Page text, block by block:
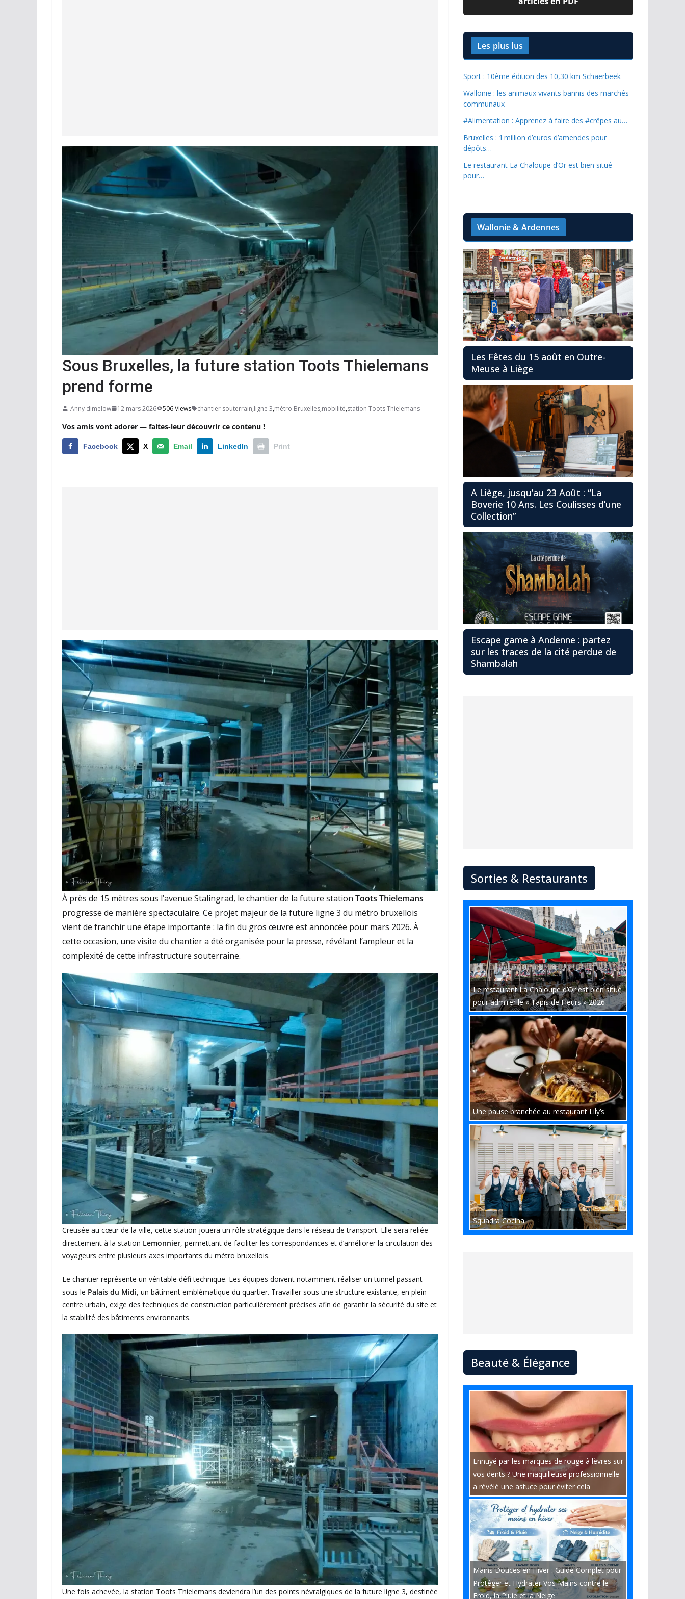
Sous Bruxelles, la future station Toots Thielemans
prend forme
-Anny dimelow 12 mars 2026 506 Views chantier souterrain,ligne 3,métro Bruxelles,mobilité,station Toots Thielemans
Vos amis vont adorer — faites-leur découvrir ce contenu !
Facebook X Email LinkedIn Print
À près de 15 mètres sous l’avenue Stalingrad, le chantier de la future station Toots Thielemans
progresse de manière spectaculaire. Ce projet majeur de la future ligne 3 du métro bruxellois
vient de franchir une étape importante : la fin du gros œuvre est annoncée pour mars 2026. À
cette occasion, une visite du chantier a été organisée pour la presse, révélant l’ampleur et la
complexité de cette infrastructure souterraine.
Creusée au cœur de la ville, cette station jouera un rôle stratégique dans le réseau de transport. Elle sera reliée
directement à la station Lemonnier, permettant de faciliter les correspondances et d’améliorer la circulation des
voyageurs entre plusieurs axes importants du métro bruxellois.
Le chantier représente un véritable défi technique. Les équipes doivent notamment réaliser un tunnel passant
sous le Palais du Midi, un bâtiment emblématique du quartier. Travailler sous une structure existante, en plein
centre urbain, exige des techniques de construction particulièrement précises afin de garantir la sécurité du site et
la stabilité des bâtiments environnants.
Une fois achevée, la station Toots Thielemans deviendra l’un des points névralgiques de la future ligne 3, destinée
Les plus lus
Sport : 10ème édition des 10,30 km Schaerbeek
Wallonie : les animaux vivants bannis des marchés
communaux
#Alimentation : Apprenez à faire des #crêpes au…
Bruxelles : 1 million d’euros d’amendes pour
dépôts…
Le restaurant La Chaloupe d’Or est bien situé
pour…
Wallonie & Ardennes
Les Fêtes du 15 août en Outre-
Meuse à Liège
A Liège, jusqu’au 23 Août : “La
Boverie 10 Ans. Les Coulisses d’une
Collection”
Escape game à Andenne : partez
sur les traces de la cité perdue de
Shambalah
Sorties & Restaurants
Le restaurant La Chaloupe d’Or est bien situé
pour admirer le « Tapis de Fleurs » 2026
Une pause branchée au restaurant Lily’s
Squadra Cocina
Beauté & Élégance
Ennuyé par les marques de rouge à lèvres sur
vos dents ? Une maquilleuse professionnelle
a révélé une astuce pour éviter cela
Mains Douces en Hiver : Guide Complet pour
Protéger et Hydrater Vos Mains contre le
Froid, la Pluie et la Neige